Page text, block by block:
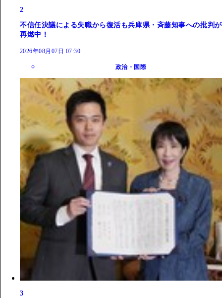
2
不信任決議による失職から復活も兵庫県・斉藤知事への批判が
再燃中！
2026年08月07日 07:30
政治・国際
3